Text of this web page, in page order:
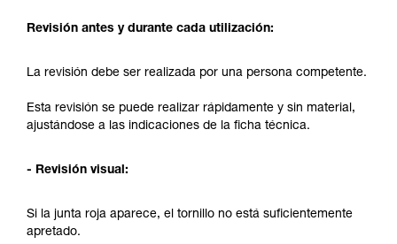
Revisión antes y durante cada utilización:
La revisión debe ser realizada por una persona competente.
Esta revisión se puede realizar rápidamente y sin material,
ajustándose a las indicaciones de la ficha técnica.
- Revisión visual:
Si la junta roja aparece, el tornillo no está suficientemente
apretado.